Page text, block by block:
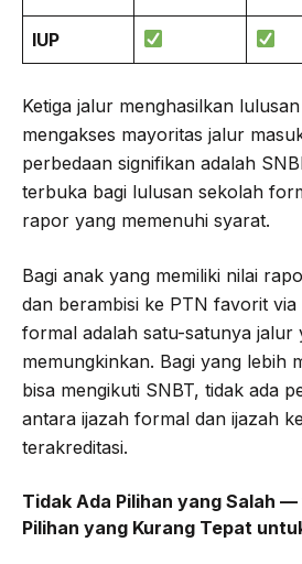
IUP
Ketiga jalur menghasilkan
mengakses mayoritas jalur
perbedaan signifikan adalah
terbuka bagi lulusan sekolah
rapor yang memenuhi syarat.
Bagi anak yang memiliki nilai
dan berambisi ke PTN favorit via
formal adalah satu-satunya jalur
memungkinkan. Bagi yang lebih
bisa mengikuti SNBT, tidak ada
antara ijazah formal dan ijazah
terakreditasi.
Tidak Ada Pilihan yang Salah
Pilihan yang Kurang Tepat